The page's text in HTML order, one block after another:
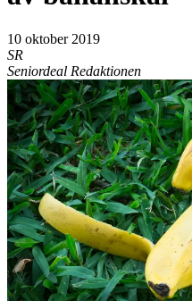
10 oktober 2019
SR
Seniordeal Redaktionen